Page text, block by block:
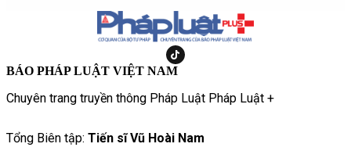
BÁO PHÁP LUẬT VIỆT NAM
Chuyên trang truyền thông Pháp Luật Pháp Luật +
Tổng Biên tập: Tiến sĩ Vũ Hoài Nam